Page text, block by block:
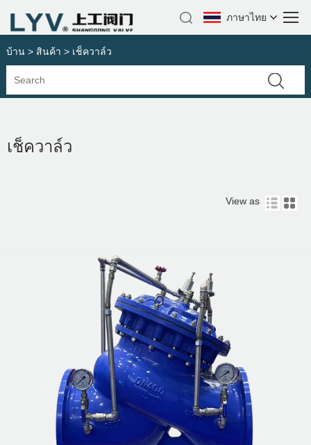
ภาษาไทย
บ้าน > สินค้า > เช็ควาล์ว
เช็ควาล์ว
View as